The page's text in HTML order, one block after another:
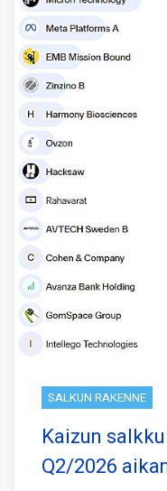
SALKUN RAKENNE
Kaizun
Q2/2026